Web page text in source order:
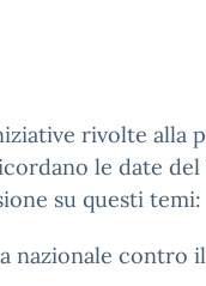
rivolte alla
le date del
su questi temi:
nazionale contro